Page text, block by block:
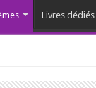
Livres